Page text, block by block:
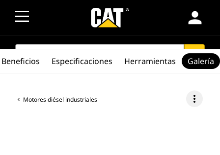
person
SEARCH search
Motores diésel industriales more_vert
Beneficios Especificaciones Herramientas Galería